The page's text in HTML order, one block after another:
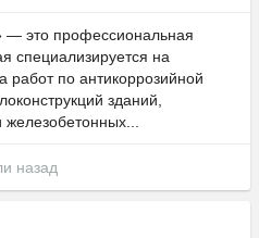
профессиональная
специализируется на
работ по антикоррозийной
зданий,
железобетонных...
назад